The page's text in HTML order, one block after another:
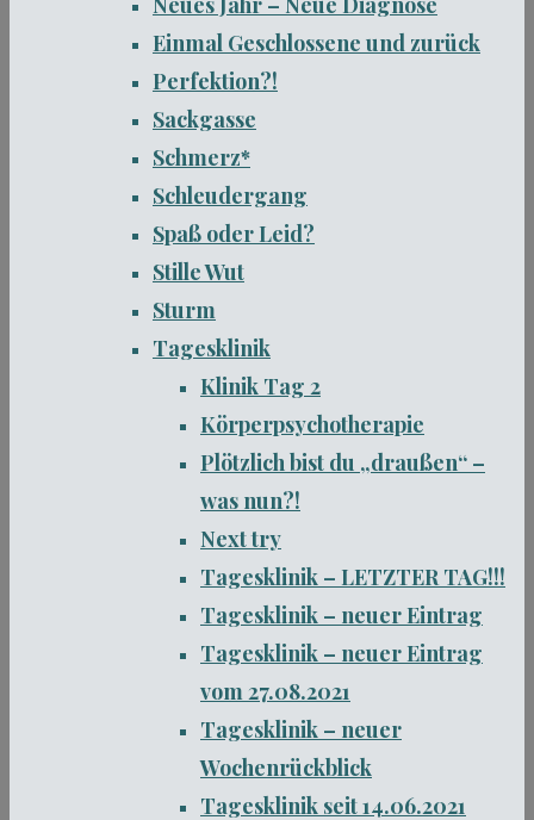
Einmal Geschlossene und zurück
Perfektion?!
Sackgasse
Schmerz*
Schleudergang
Spaß oder Leid?
Stille Wut
Sturm
Tagesklinik
Klinik Tag 2
Körperpsychotherapie
Plötzlich bist du „draußen“ –
was nun?!
Next try
Tagesklinik – LETZTER TAG!!!
Tagesklinik – neuer Eintrag
Tagesklinik – neuer Eintrag
vom 27.08.2021
Tagesklinik – neuer
Wochenrückblick
Tagesklinik seit 14.06.2021